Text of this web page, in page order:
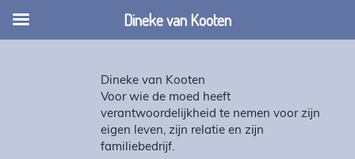
Dineke van Kooten
Voor wie de moed heeft
verantwoordelijkheid te nemen voor zijn
eigen leven, zijn relatie en zijn
familiebedrijf.
Dineke van Kooten